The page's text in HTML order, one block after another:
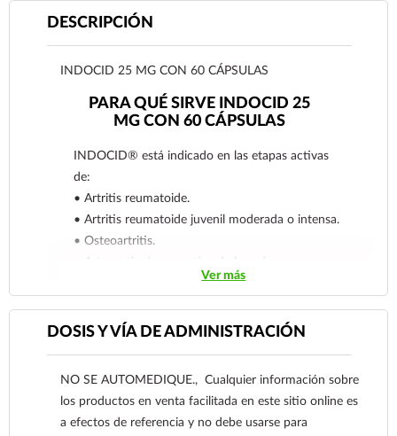
DESCRIPCIÓN
INDOCID 25 MG CON 60 CÁPSULAS
PARA QUÉ SIRVE INDOCID 25
MG CON 60 CÁPSULAS
INDOCID® está indicado en las etapas activas
de:
• Artritis reumatoide.
• Artritis reumatoide juvenil moderada o intensa.
• Osteoartritis.
• Artropatía degenerativa de la cadera.
• Espondilitis anquilosante.
También está indicado en:
capsulitis del hombro, esguinces y distensiones.
• Dolor lumbosacro (comúnmente denominado
Ver más
DOSIS Y VÍA DE ADMINISTRACIÓN
NO SE AUTOMEDIQUE., Cualquier información sobre
los productos en venta facilitada en este sitio online es
a efectos de referencia y no debe usarse para